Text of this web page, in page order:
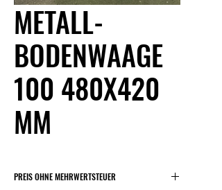
METALL-
BODENWAAGE
100 480X420
MM
PREIS OHNE MEHRWERTSTEUER